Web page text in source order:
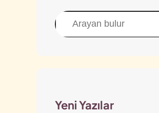
Ara
Yeni Yazılar